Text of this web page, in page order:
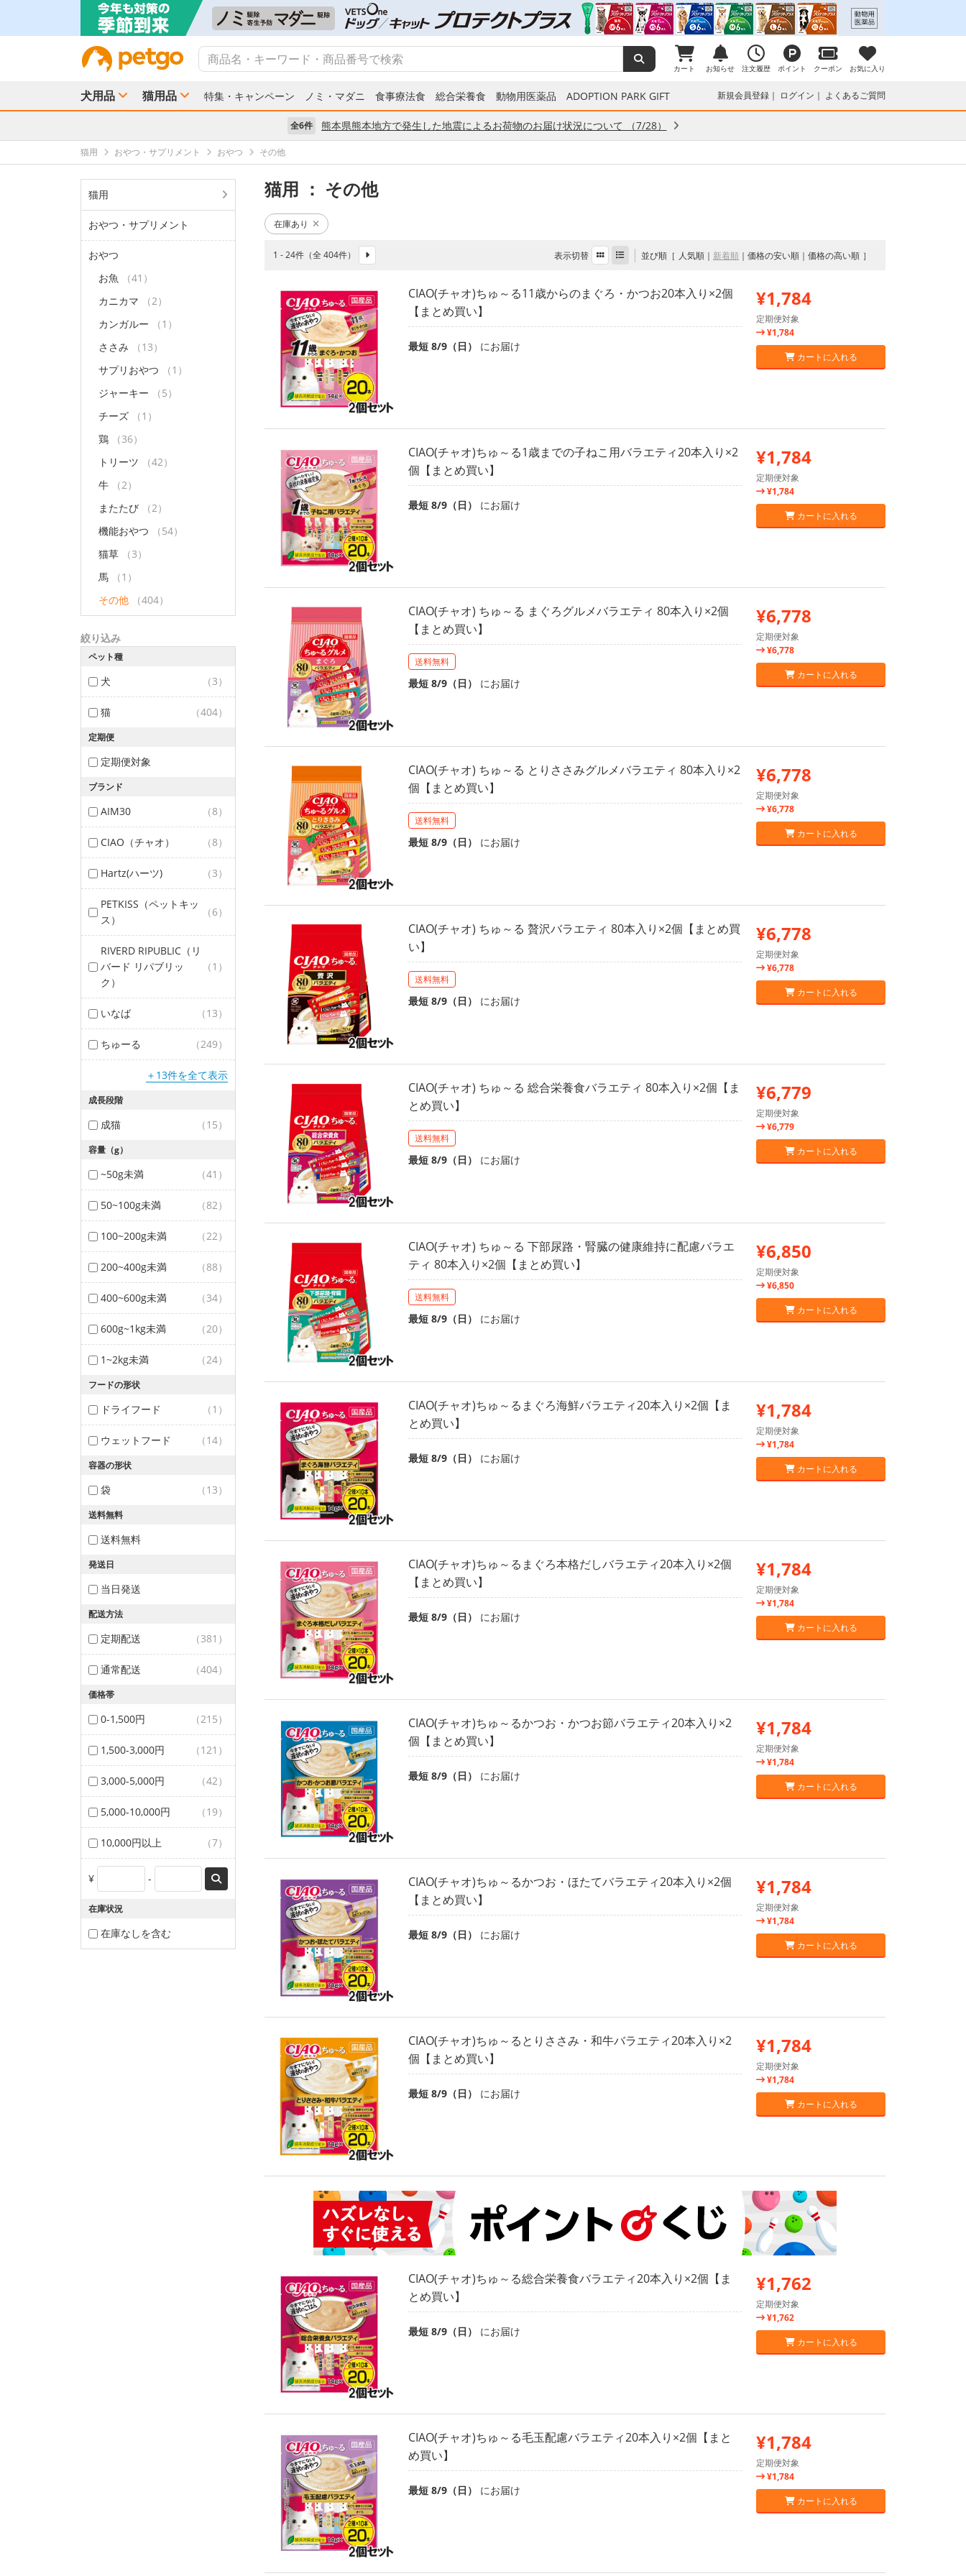
カート お知らせ 注文履歴 ポイント クーポン お気に入り
犬用品 猫用品 特集・キャンペーン ノミ・マダニ 食事療法食 総合栄養食 動物用医薬品 ADOPTION PARK GIFT 新規会員登録 ログイン よくあるご質問
全6件 熊本県熊本地方で発生した地震によるお荷物のお届け状況について （7/28）
猫用 おやつ・サプリメント おやつ その他
猫用
おやつ・サプリメント
おやつ
お魚
（41）
カニカマ
（2）
カンガルー
（1）
ささみ
（13）
サプリおやつ
（1）
ジャーキー
（5）
チーズ
（1）
鶏
（36）
トリーツ
（42）
牛
（2）
またたび
（2）
機能おやつ
（54）
猫草
（3）
馬
（1）
その他
（404）
絞り込み
ペット種
犬 （3）
猫 （404）
定期便
定期便対象
ブランド
AIM30 （8）
CIAO（チャオ） （8）
Hartz(ハーツ) （3）
PETKISS（ペットキッ
ス）
（6）
RIVERD RIPUBLIC（リ
バード リパブリッ
ク）
（1）
いなば （13）
ちゅーる （249）
＋13件を全て表示
成長段階
成猫 （15）
容量（g）
~50g未満 （41）
50~100g未満 （82）
100~200g未満 （22）
200~400g未満 （88）
400~600g未満 （34）
600g~1kg未満 （20）
1~2kg未満 （24）
フードの形状
ドライフード （1）
ウェットフード （14）
容器の形状
袋 （13）
送料無料
送料無料
発送日
当日発送
配送方法
定期配送 （381）
通常配送 （404）
価格帯
0-1,500円 （215）
1,500-3,000円 （121）
3,000-5,000円 （42）
5,000-10,000円 （19）
10,000円以上 （7）
¥ -
在庫状況
在庫なしを含む
猫用 ： その他
在庫あり
1 - 24件（全 404件） 表示切替 並び順 人気順 新着順 価格の安い順 価格の高い順
CIAO(チャオ)ちゅ～る11歳からのまぐろ・かつお20本入り×2個
【まとめ買い】
最短 8/9（日） にお届け
¥1,784
定期便対象
¥1,784
カートに入れる
CIAO(チャオ)ちゅ～る1歳までの子ねこ用バラエティ20本入り×2
個【まとめ買い】
最短 8/9（日） にお届け
¥1,784
定期便対象
¥1,784
カートに入れる
CIAO(チャオ) ちゅ～る まぐろグルメバラエティ 80本入り×2個
【まとめ買い】
送料無料
最短 8/9（日） にお届け
¥6,778
定期便対象
¥6,778
カートに入れる
CIAO(チャオ) ちゅ～る とりささみグルメバラエティ 80本入り×2
個【まとめ買い】
送料無料
最短 8/9（日） にお届け
¥6,778
定期便対象
¥6,778
カートに入れる
CIAO(チャオ) ちゅ～る 贅沢バラエティ 80本入り×2個【まとめ買
い】
送料無料
最短 8/9（日） にお届け
¥6,778
定期便対象
¥6,778
カートに入れる
CIAO(チャオ) ちゅ～る 総合栄養食バラエティ 80本入り×2個【ま
とめ買い】
送料無料
最短 8/9（日） にお届け
¥6,779
定期便対象
¥6,779
カートに入れる
CIAO(チャオ) ちゅ～る 下部尿路・腎臓の健康維持に配慮バラエ
ティ 80本入り×2個【まとめ買い】
送料無料
最短 8/9（日） にお届け
¥6,850
定期便対象
¥6,850
カートに入れる
CIAO(チャオ)ちゅ～るまぐろ海鮮バラエティ20本入り×2個【ま
とめ買い】
最短 8/9（日） にお届け
¥1,784
定期便対象
¥1,784
カートに入れる
CIAO(チャオ)ちゅ～るまぐろ本格だしバラエティ20本入り×2個
【まとめ買い】
最短 8/9（日） にお届け
¥1,784
定期便対象
¥1,784
カートに入れる
CIAO(チャオ)ちゅ～るかつお・かつお節バラエティ20本入り×2
個【まとめ買い】
最短 8/9（日） にお届け
¥1,784
定期便対象
¥1,784
カートに入れる
CIAO(チャオ)ちゅ～るかつお・ほたてバラエティ20本入り×2個
【まとめ買い】
最短 8/9（日） にお届け
¥1,784
定期便対象
¥1,784
カートに入れる
CIAO(チャオ)ちゅ～るとりささみ・和牛バラエティ20本入り×2
個【まとめ買い】
最短 8/9（日） にお届け
¥1,784
定期便対象
¥1,784
カートに入れる
CIAO(チャオ)ちゅ～る総合栄養食バラエティ20本入り×2個【ま
とめ買い】
最短 8/9（日） にお届け
¥1,762
定期便対象
¥1,762
カートに入れる
CIAO(チャオ)ちゅ～る毛玉配慮バラエティ20本入り×2個【まと
め買い】
最短 8/9（日） にお届け
¥1,784
定期便対象
¥1,784
カートに入れる